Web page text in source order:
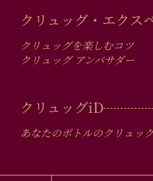
クリュッグ・エクス
クリュッグを楽しむコツ
クリュッグ アンバサダー
クリュッグiD
あなたのボトルのクリュッ